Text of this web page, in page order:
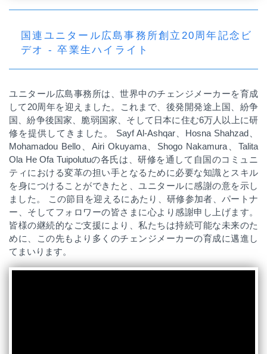
国連ユニタール広島事務所創立20周年記念ビ
デオ - 卒業生ハイライト
ユニタール広島事務所は、世界中のチェンジメーカーを育成
して20周年を迎えました。これまで、後発開発途上国、紛争
国、紛争後国家、脆弱国家、そして日本に住む6万人以上に研
修を提供してきました。 Sayf Al-Ashqar、Hosna Shahzad、
Mohamadou Bello、Airi Okuyama、Shogo Nakamura、Talita
Ola He Ofa Tuipolutuの各氏は、研修を通して自国のコミュニ
ティにおける変革の担い手となるために必要な知識とスキル
を身につけることができたと、ユニタールに感謝の意を示し
ました。 この節目を迎えるにあたり、研修参加者、パートナ
ー、そしてフォロワーの皆さまに心より感謝申し上げます。
皆様の継続的なご支援により、私たちは持続可能な未来のた
めに、この先もより多くのチェンジメーカーの育成に邁進し
てまいります。